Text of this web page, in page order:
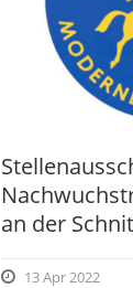
an der
13 Apr 2022